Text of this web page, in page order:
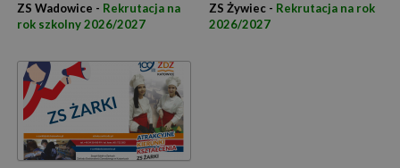
ZS Wadowice - Rekrutacja na
rok szkolny 2026/2027
ZS Żywiec - Rekrutacja na rok
2026/2027